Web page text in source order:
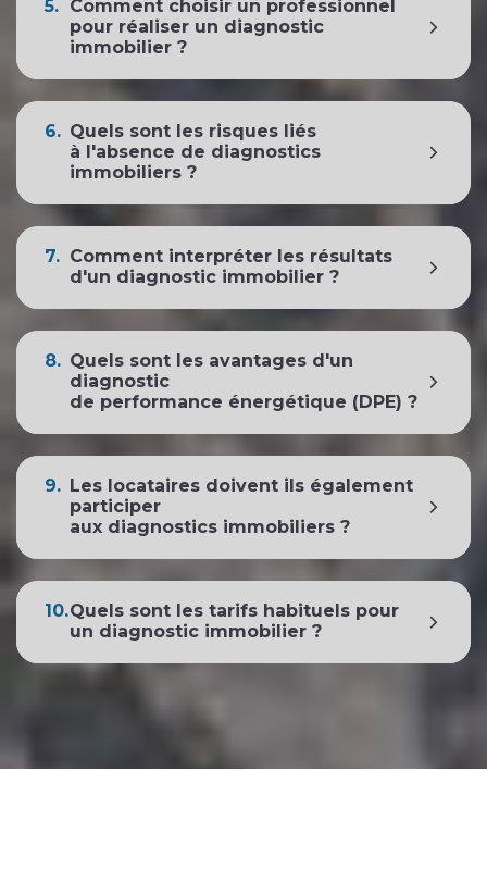
5.
Comment choisir un professionnel
pour réaliser un diagnostic
immobilier ?
6.
Quels sont les risques liés
à l'absence de diagnostics
immobiliers ?
7.
Comment interpréter les résultats
d'un diagnostic immobilier ?
8. Quels sont les avantages d'un
diagnostic
de performance énergétique (DPE) ?
9. Les locataires doivent ils également
participer
aux diagnostics immobiliers ?
10.
Quels sont les tarifs habituels pour
un diagnostic immobilier ?